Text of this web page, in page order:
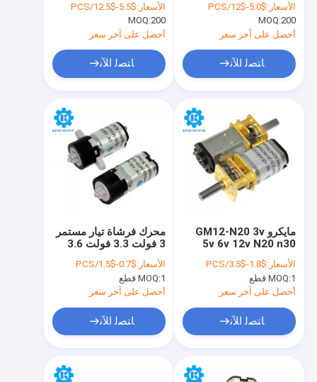
الصفحة الرئيسية
منتجات
مراقبة الجودة
اتصل بنا
اطلب اقتباس
التروس الكوكبية المعدنية
المحرك
الأسعار:$5.5-$12.5/PCS
MOQ:200
أحصل على آخر سعر
ﺎﺘﺼﻟ ﺍﻶﻧ
علبة التروس الكوكبية
المعدنية
الأسعار:$5.0-$12/PCS
MOQ:200
أحصل على آخر سعر
ﺎﺘﺼﻟ ﺍﻶﻧ
محرك فرشاة تيار مستمر
3 فولت 3.3 فولت 3.6
M30 مع علبة تروس
بلاستيكية كوكبية 10 مم
الأسعار:$0.7-$1.5/PCS
MOQ:1 قطع
أحصل على آخر سعر
ﺎﺘﺼﻟ ﺍﻶﻧ
مايكرو GM12-N20 3v
5v 6v 12v N20 n30
المحرك
الأسعار:$1.8-$3.5/PCS
MOQ:1 قطع
أحصل على آخر سعر
ﺎﺘﺼﻟ ﺍﻶﻧ